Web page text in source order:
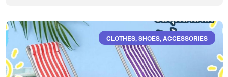
CLOTHES, SHOES, ACCESSORIES